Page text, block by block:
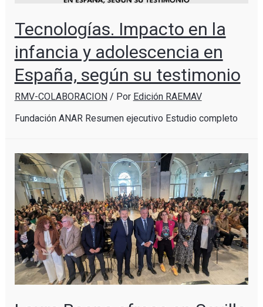
Tecnologías. Impacto en la
infancia y adolescencia en
España, según su testimonio
RMV-COLABORACION/ Por Edición RAEMAV
Fundación ANAR Resumen ejecutivo Estudio completo